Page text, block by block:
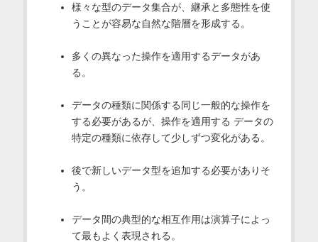
様々な型のデータ集合が、継承と多態性を使
うことが容易な自然な階層を形成する。
多くの異なった操作を適用するデータがあ
る。
データの種類に関係する同じ一般的な操作を
する必要があるが、操作を適用する データの
特定の種類に依存して少しずつ変化がある。
後で新しいデータ型を追加する必要がありそ
う。
データ間の典型的な相互作用は演算子によっ
て最もよく表現される。